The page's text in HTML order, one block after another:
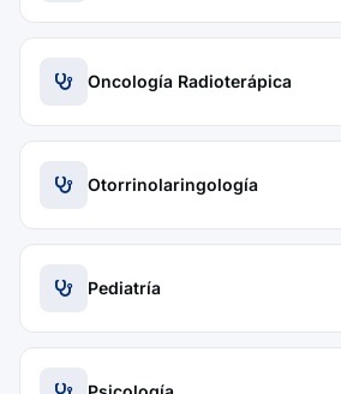
Oncología Radioterápica
Otorrinolaringología
Pediatría